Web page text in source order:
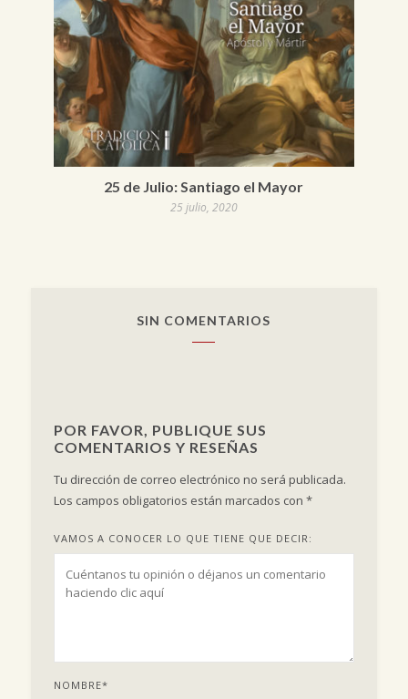
25 de Julio: Santiago el Mayor
25 julio, 2020
SIN COMENTARIOS
POR FAVOR, PUBLIQUE SUS
COMENTARIOS Y RESEÑAS
Tu dirección de correo electrónico no será publicada.
Los campos obligatorios están marcados con *
VAMOS A CONOCER LO QUE TIENE QUE DECIR:
NOMBRE*